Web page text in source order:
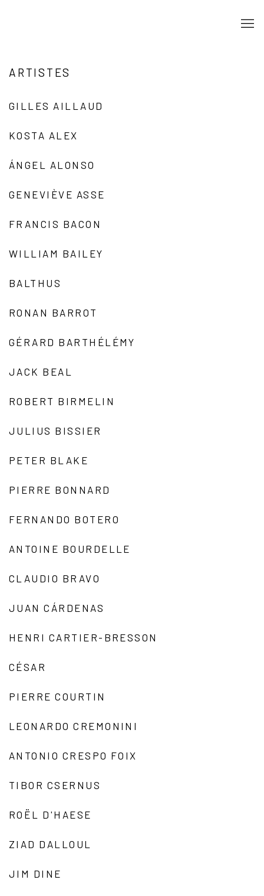
ARTISTES
GILLES AILLAUD
KOSTA ALEX
ÁNGEL ALONSO
GENEVIÈVE ASSE
FRANCIS BACON
WILLIAM BAILEY
BALTHUS
RONAN BARROT
GÉRARD BARTHÉLÉMY
JACK BEAL
ROBERT BIRMELIN
JULIUS BISSIER
PETER BLAKE
PIERRE BONNARD
FERNANDO BOTERO
ANTOINE BOURDELLE
CLAUDIO BRAVO
JUAN CÁRDENAS
HENRI CARTIER-BRESSON
CÉSAR
PIERRE COURTIN
LEONARDO CREMONINI
ANTONIO CRESPO FOIX
TIBOR CSERNUS
ROËL D'HAESE
ZIAD DALLOUL
JIM DINE